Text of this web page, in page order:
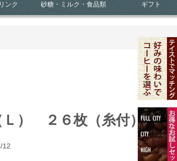
ンク 砂糖・ミルク・食品類 ギフト
） ２６枚（糸付）
12